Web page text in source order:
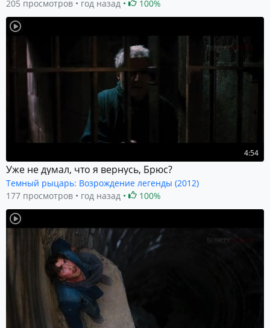
205 просмотров
год назад 100%
4:54
Уже не думал, что я вернусь, Брюс?
Темный рыцарь: Возрождение легенды (2012)
177 просмотров
год назад 100%